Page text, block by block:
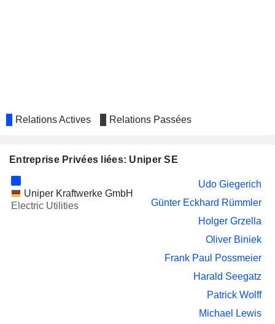
PETROFAC LIMITED
UNIPRO
Klaus-Dieter Maubach
David Bryson
Sasha Felmann
Sirpa-Helena Sormunen
Frank Paul Possmeier
Christopher Delbrück
Judith Buss
Relations Actives Relations Passées
Entreprise Privées liées: Uniper SE
Uniper Kraftwerke GmbH
Electric Utilities
Udo Giegerich
Günter Eckhard Rümmler
Holger Grzella
Oliver Biniek
Frank Paul Possmeier
Harald Seegatz
Patrick Wolff
Michael Lewis